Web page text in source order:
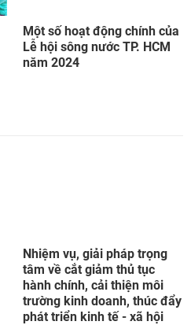
Một số hoạt động chính của
Lễ hội sông nước TP. HCM
năm 2024
Nhiệm vụ, giải pháp trọng
tâm về cắt giảm thủ tục
hành chính, cải thiện môi
trường kinh doanh, thúc đẩy
phát triển kinh tế - xã hội